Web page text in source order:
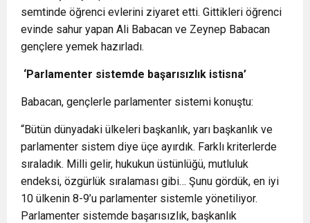
semtinde öğrenci evlerini ziyaret etti. Gittikleri öğrenci
evinde sahur yapan Ali Babacan ve Zeynep Babacan
gençlere yemek hazırladı.
‘Parlamenter sistemde başarısızlık istisna’
Babacan, gençlerle parlamenter sistemi konuştu:
“Bütün dünyadaki ülkeleri başkanlık, yarı başkanlık ve
parlamenter sistem diye üçe ayırdık. Farklı kriterlerde
sıraladık. Milli gelir, hukukun üstünlüğü, mutluluk
endeksi, özgürlük sıralaması gibi… Şunu gördük, en iyi
10 ülkenin 8-9’u parlamenter sistemle yönetiliyor.
Parlamenter sistemde başarısızlık, başkanlık